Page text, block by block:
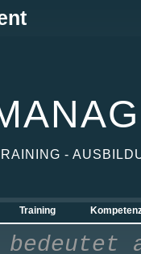
-
Training
bedeutet